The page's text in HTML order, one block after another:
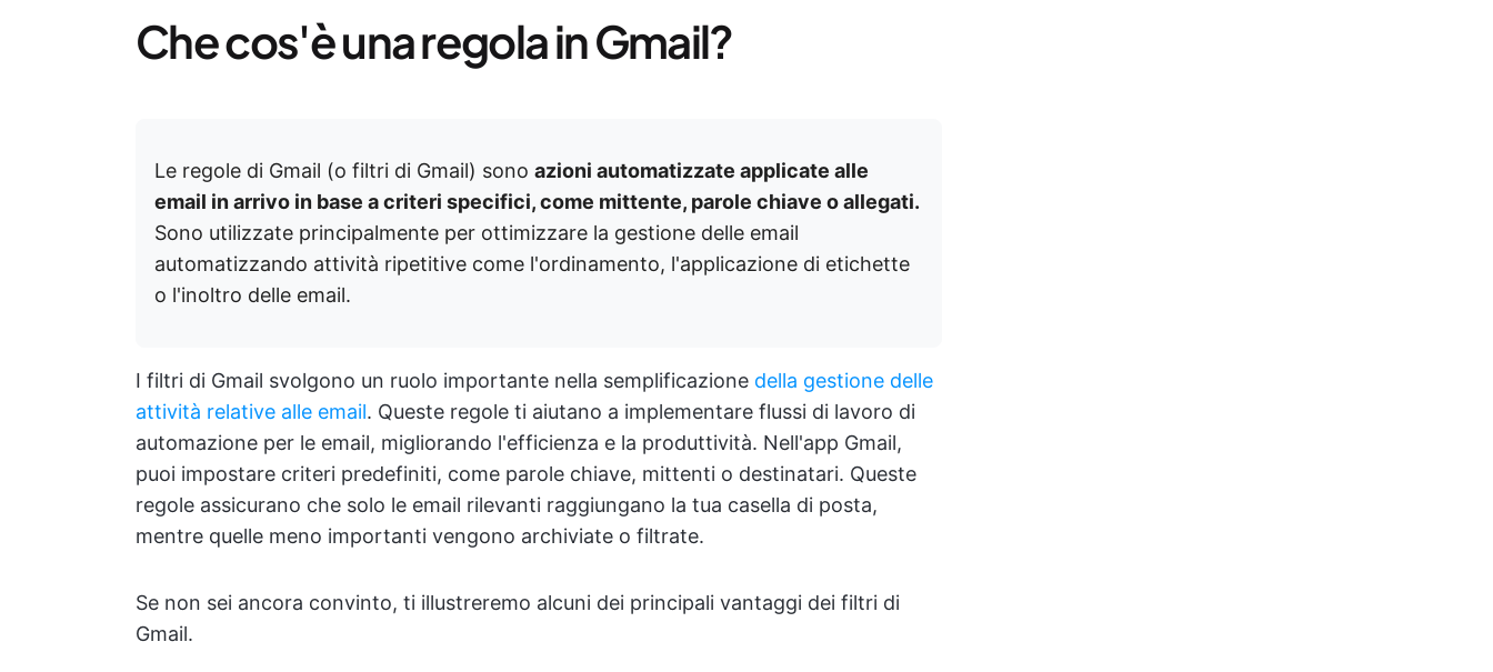
Che cos'è una regola in Gmail?
Le regole di Gmail (o filtri di Gmail) sono azioni automatizzate applicate alle
email in arrivo in base a criteri specifici, come mittente, parole chiave o allegati.
Sono utilizzate principalmente per ottimizzare la gestione delle email
automatizzando attività ripetitive come l'ordinamento, l'applicazione di etichette
o l'inoltro delle email.
I filtri di Gmail svolgono un ruolo importante nella semplificazione della gestione delle
attività relative alle email. Queste regole ti aiutano a implementare flussi di lavoro di
automazione per le email, migliorando l'efficienza e la produttività. Nell'app Gmail,
puoi impostare criteri predefiniti, come parole chiave, mittenti o destinatari. Queste
regole assicurano che solo le email rilevanti raggiungano la tua casella di posta,
mentre quelle meno importanti vengono archiviate o filtrate.
Se non sei ancora convinto, ti illustreremo alcuni dei principali vantaggi dei filtri di
Gmail.